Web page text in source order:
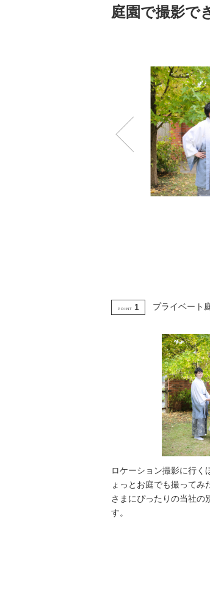
庭園で撮影で
POINT 1 プライベート
ロケーション撮影に行く
ょっとお庭でも撮ってみ
さまにぴったりの当社の
す。